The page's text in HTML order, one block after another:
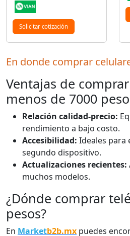
Solicitar cotización
En donde comprar
Ventajas de
menos de 7000
Relación calidad-precio:
rendimiento a bajo costo.
Accesibilidad: Ideales para
segundo dispositivo.
Actualizaciones recientes:
muchos modelos.
¿Dónde comprar
pesos?
En Marketb2b.mx puedes